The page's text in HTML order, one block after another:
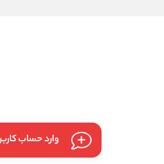
وارد حساب